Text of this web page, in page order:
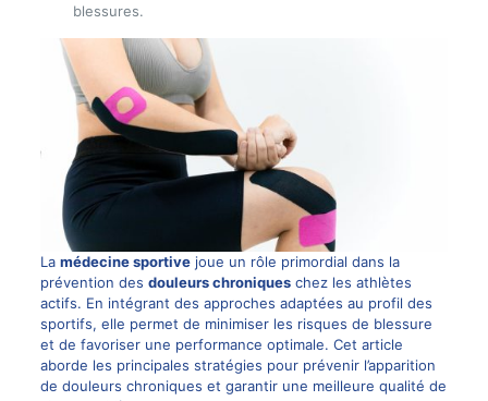
blessures.
La médecine sportivejoue un rôle primordial dans la
prévention des douleurs chroniqueschez les athlètes
actifs. En intégrant des approches adaptées au profil des
sportifs, elle permet de minimiser les risques de blessure
et de favoriser une performance optimale. Cet article
aborde les principales stratégies pour prévenir l’apparition
de douleurs chroniques et garantir une meilleure qualité de